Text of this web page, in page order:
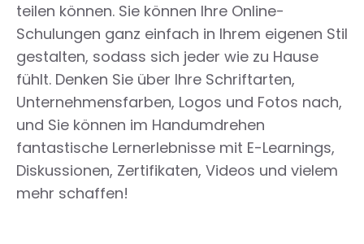
teilen können. Sie können Ihre Online-
Schulungen ganz einfach in Ihrem eigenen Stil
gestalten, sodass sich jeder wie zu Hause
fühlt. Denken Sie über Ihre Schriftarten,
Unternehmensfarben, Logos und Fotos nach,
und Sie können im Handumdrehen
fantastische Lernerlebnisse mit E-Learnings,
Diskussionen, Zertifikaten, Videos und vielem
mehr schaffen!